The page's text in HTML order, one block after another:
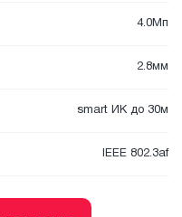
4.0Мп
2.8мм
smart ИК до 30м
IEEE 802.3af